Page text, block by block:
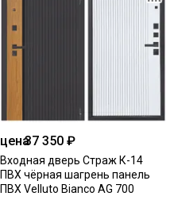
цена37 350 ₽
Входная дверь Страж К-14
ПВХ чёрная шагрень панель
ПВХ Velluto Bianco AG 700